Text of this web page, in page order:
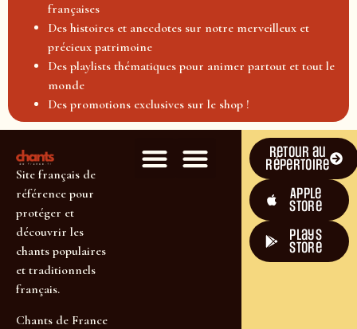
françaises
Des histoires et anecdotes sur notre merveilleux et
précieux patrimoine
Des playlists thématiques pour animer partout et tout le
monde
Des promotions exclusives sur le shop !
Site français de
référence pour
protéger et
découvrir les
chants populaires
et traditionnels
français.
Chants de France
Retour au
répertoire
Apple
Store
plays
store